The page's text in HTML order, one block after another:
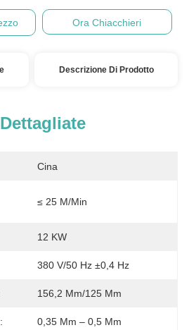
Ora Chiacchieri
Descrizione Di Prodotto
Cina
≤ 25 M/min
12 KW
380 V/50 Hz ±0,4 Hz
156,2 Mm/125 Mm
0,35 Mm – 0,5 Mm